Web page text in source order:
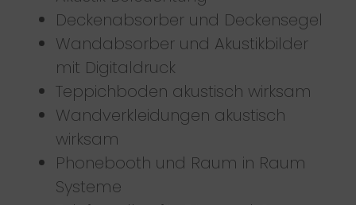
Deckenabsorber und Deckensegel
Wandabsorber und Akustikbilder
mit Digitaldruck
Teppichboden akustisch wirksam
Wandverkleidungen akustisch
wirksam
Phonebooth und Raum in Raum
Systeme